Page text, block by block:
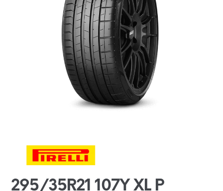
295/35R21 107Y XL P